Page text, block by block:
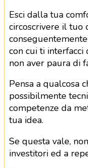
Esci dalla tua
circoscrivere il tuo
con cui ti interfacci
non aver paura di
Pensa a qualcosa
possibilmente
competenze da
tua idea.
Se questa vale,
investitori ed a